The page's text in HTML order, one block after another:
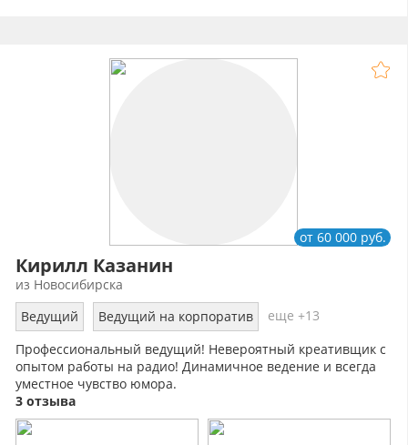
Кирилл Казанин
от 60 000 руб.
из Новосибирска
Ведущий
Ведущий на корпоратив
еще +13
Профессиональный ведущий! Невероятный креативщик с
опытом работы на радио! Динамичное ведение и всегда
уместное чувство юмора.
3 отзыва